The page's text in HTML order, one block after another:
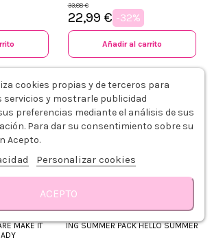
33,88 €
22,99 € -32%
Añadir al carrito
MAKE IT
ING SUMMER PACK HELLO SUMMER
cookies propias y de terceros para
servicios y mostrarle publicidad
preferencias mediante el análisis de sus
Para dar su consentimiento sobre su
Acepto.
Personalizar cookies
ACEPTO